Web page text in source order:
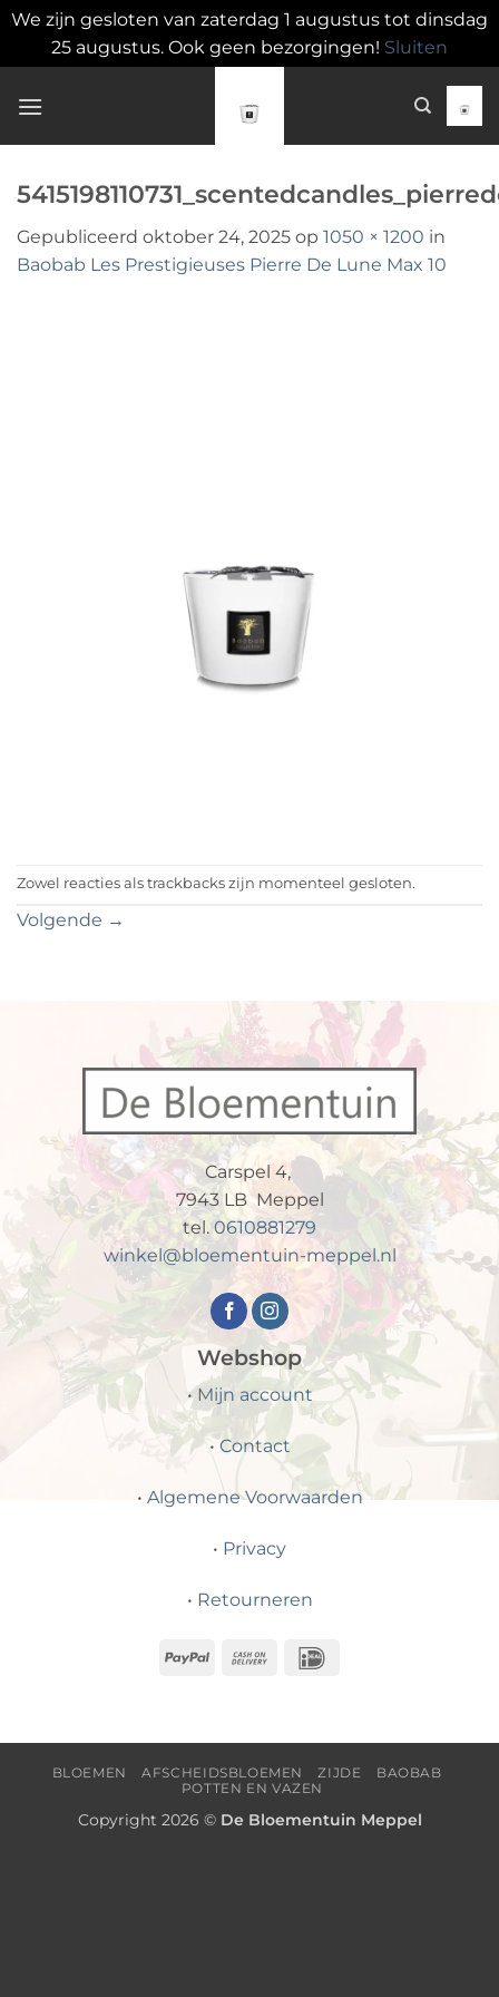
We zijn gesloten van zaterdag 1 augustus tot dinsdag
25 augustus. Ook geen bezorgingen! Sluiten
naar
Gepubliceerd oktober 24, 2025 op 1050 × 1200 in
Baobab Les Prestigieuses Pierre De Lune Max 10
Zowel reacties als trackbacks zijn momenteel gesloten.
Volgende →
Carspel 4,
7943 LB Meppel
tel. 0610881279
winkel@bloementuin-meppel.nl
Webshop
• Mijn account
•Contact
• Algemene Voorwaarden
• Privacy
• Retourneren
PayPal
Cash
BLOEMEN AFSCHEIDSBLOEMEN ZIJDE
BAOBAB
POTTEN EN VAZEN
Copyright 2026 © De Bloementuin Meppel